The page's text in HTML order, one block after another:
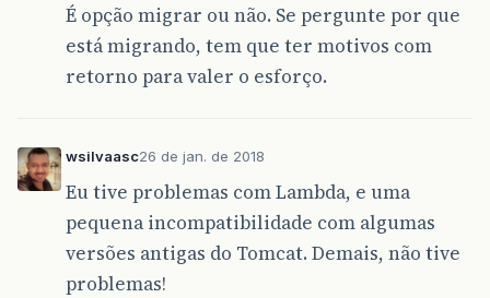
É opção migrar ou não. Se pergunte por que
está migrando, tem que ter motivos com
retorno para valer o esforço.
wsilvaasc26 de jan. de 2018
Eu tive problemas com Lambda, e uma
pequena incompatibilidade com algumas
versões antigas do Tomcat. Demais, não tive
problemas!